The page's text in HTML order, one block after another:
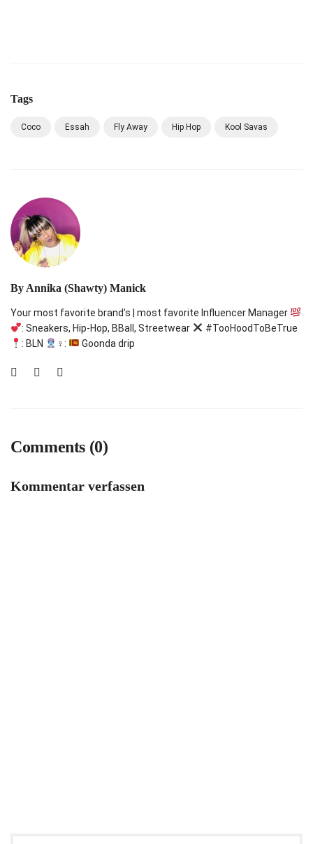
Tags
Coco Essah Fly Away Hip Hop Kool Savas
By Annika (Shawty) Manick
Your most favorite brand’s | most favorite Influencer Manager
: Sneakers, Hip-Hop, BBall, Streetwear
#TooHoodToBeTrue
: BLN
‍♀: Goonda drip
Comments (0)
Kommentar verfassen